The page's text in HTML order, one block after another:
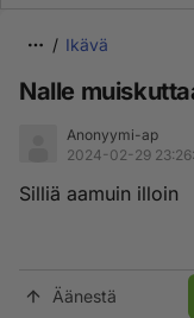
Ikävä
Nalle
Anonyymi-ap
2024-02-29
Silliä aamuin illoin
Äänestä